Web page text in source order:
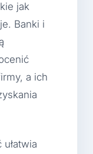
jak
Banki i
a ich